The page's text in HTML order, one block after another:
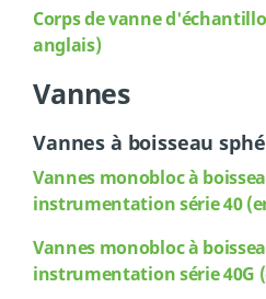
Corps de vanne
anglais)
Vannes
Vannes à boisseau
Vannes monobloc à
instrumentation série 40
Vannes monobloc à
instrumentation série 40G